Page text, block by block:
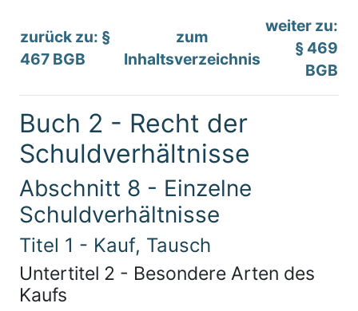
zurück zu: §
467 BGB
zum
Inhaltsverzeichnis
weiter zu:
§ 469
BGB
Buch 2 - Recht der
Schuldverhältnisse
Abschnitt 8 - Einzelne
Schuldverhältnisse
Titel 1 - Kauf, Tausch
Untertitel 2 - Besondere Arten des
Kaufs